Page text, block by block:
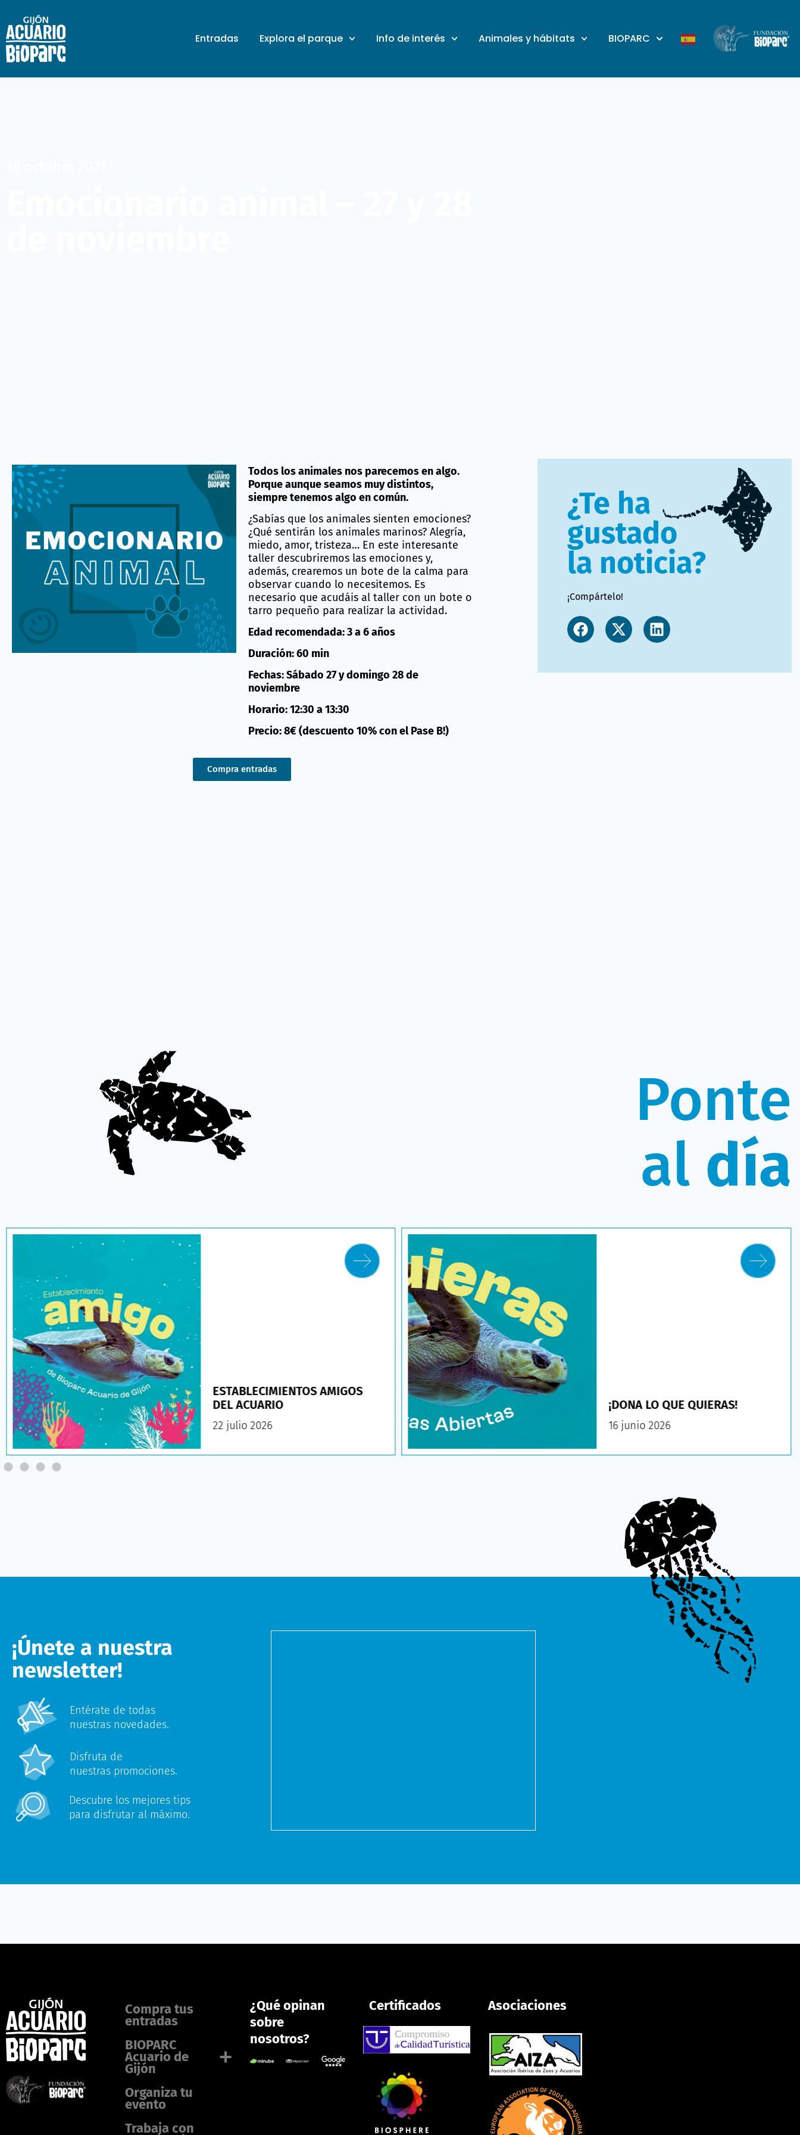
Entradas Explora el parque Info de interés Animales y hábitats BIOPARC
Todos los animales nos parecemos en algo.
Porque aunque seamos muy distintos,
siempre tenemos algo en común.
¿Sabías que los animales sienten emociones?
¿Qué sentirán los animales marinos? Alegría,
miedo, amor, tristeza… En este interesante
taller descubriremos las emociones y,
además, crearemos un bote de la calma para
observar cuando lo necesitemos. Es
necesario que acudáis al taller con un bote o
tarro pequeño para realizar la actividad.
Edad recomendada: 3 a 6 años
Duración: 60 min
Fechas: Sábado 27 y domingo 28 de
noviembre
Horario: 12:30 a 13:30
Precio: 8€ (descuento 10% con el Pase B!)
Compra entradas
¿Te ha
gustado
la noticia?
¡Compártelo!
Ponte
al día
ESTABLECIMIENTOS AMIGOS
DEL ACUARIO
22 julio 2026
¡DONA LO QUE QUIERAS!
16 junio 2026
¡Únete a nuestra
newsletter!
Entérate de todas
nuestras novedades.
Disfruta de
nuestras promociones.
Descubre los mejores tips
para disfrutar al máximo.
Compra tus
entradas
BIOPARC
Acuario de
Gijón
Organiza tu
evento
Trabaja con
¿Qué opinan
sobre
nosotros?
Certificados Asociaciones